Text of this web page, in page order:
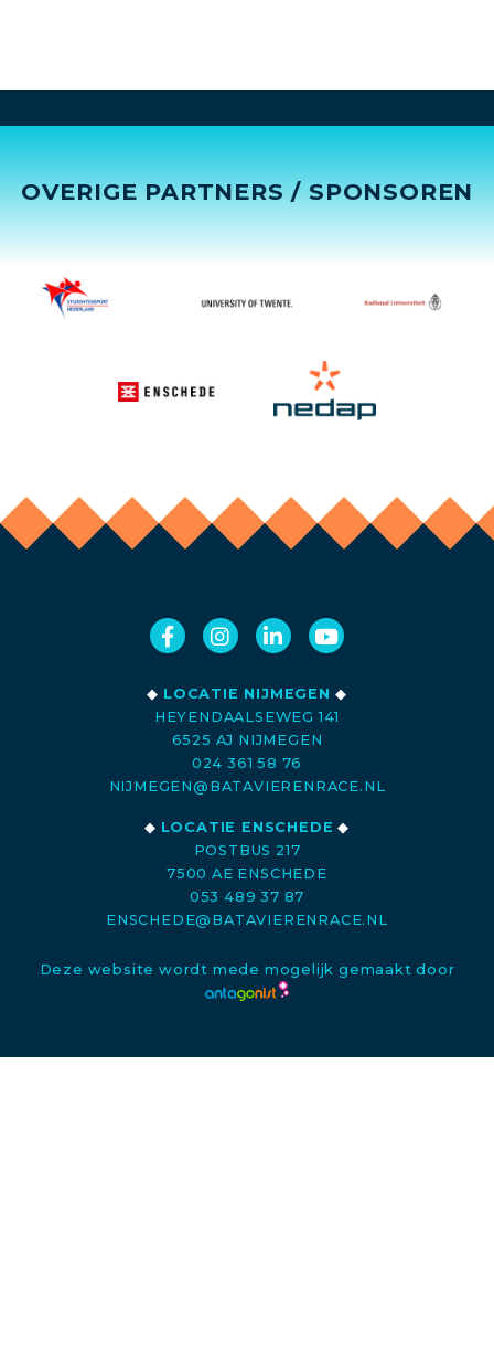
OVERIGE PARTNERS / SPONSOREN
◆ LOCATIE NIJMEGEN ◆
HEYENDAALSEWEG 141
6525 AJ NIJMEGEN
024 361 58 76
NIJMEGEN@BATAVIERENRACE.NL
◆ LOCATIE ENSCHEDE ◆
POSTBUS 217
7500 AE ENSCHEDE
053 489 37 87
ENSCHEDE@BATAVIERENRACE.NL
Deze website wordt mede mogelijk gemaakt door